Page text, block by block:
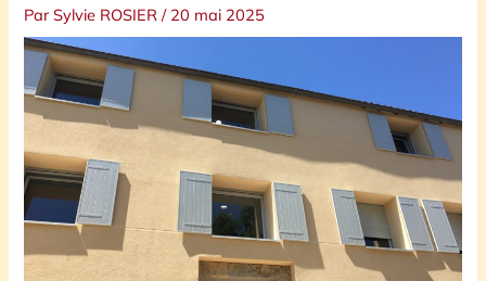
ParSylvie ROSIER/ 20 mai 2025